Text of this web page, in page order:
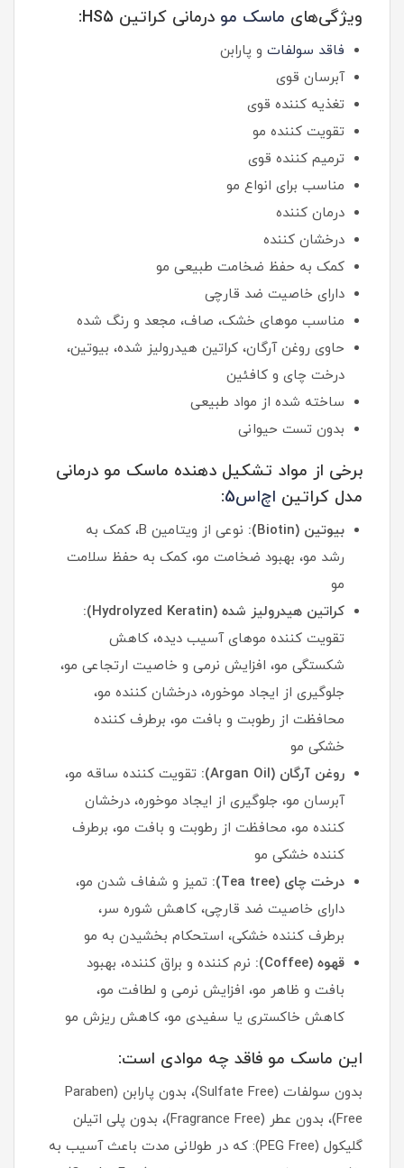
ویژگی‌های ماسک مو درمانی کراتین HS5:
فاقد سولفات و پارابن
آبرسان قوی
تغذیه کننده قوی
تقویت کننده مو
ترمیم کننده قوی
مناسب برای انواع مو
درمان کننده
درخشان کننده
کمک به حفظ ضخامت طبیعی مو
دارای خاصیت ضد قارچی
مناسب موهای خشک، صاف، مجعد و رنگ شده
حاوی روغن آرگان، کراتین هیدرولیز شده، بیوتین،
درخت چای و کافئین
ساخته شده از مواد طبیعی
بدون تست حیوانی
برخی از مواد تشکیل دهنده ماسک مو درمانی
مدل کراتین اچ‌اس‌5 :
بیوتین (Biotin):
نوعی از ویتامین B، کمک به
رشد مو، بهبود ضخامت مو، کمک به حفظ سلامت
مو
کراتین هیدرولیز شده (Hydrolyzed Keratin):
تقویت کننده موهای آسیب دیده، کاهش
شکستگی مو، افزایش نرمی و خاصیت ارتجاعی مو،
جلوگیری از ایجاد موخوره، درخشان کننده مو،
محافظت از رطوبت و بافت مو، برطرف کننده
خشکی مو
روغن آرگان (Argan Oil):
تقویت کننده ساقه مو،
آبرسان مو، جلوگیری از ایجاد موخوره، درخشان
کننده مو، محافظت از رطوبت و بافت مو، برطرف
کننده خشکی مو
درخت چای (Tea tree):
تمیز و شفاف شدن مو،
دارای خاصیت ضد قارچی، کاهش شوره سر،
برطرف کننده خشکی، استحکام بخشیدن به مو
قهوه (Coffee):
نرم کننده و براق کننده، بهبود
بافت و ظاهر مو، افزایش نرمی و لطافت مو،
کاهش خاکستری یا سفیدی مو، کاهش ریزش مو
این ماسک مو فاقد چه موادی است:
بدون سولفات (Sulfate Free)، بدون پارابن (Paraben
Free)، بدون عطر (Fragrance Free)، بدون پلی اتیلن
گلیکول (PEG Free): که در طولانی مدت باعث آسیب به